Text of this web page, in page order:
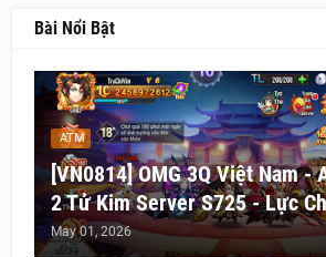
Bài Nổi Bật
ATM
[VN0814] OMG 3Q Việt Nam -
2 Tử Kim Server S725 - Lực
May 01, 2026